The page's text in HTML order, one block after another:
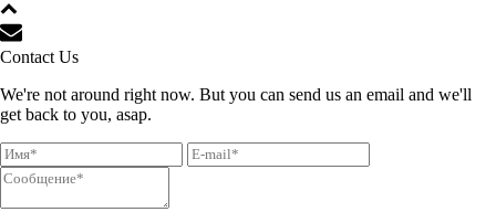
Contact Us
We're not around right now. But you can send us an email and we'll
get back to you, asap.